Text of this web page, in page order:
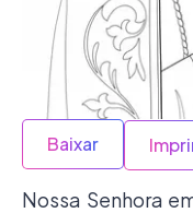
Baixar
Nossa Senhora